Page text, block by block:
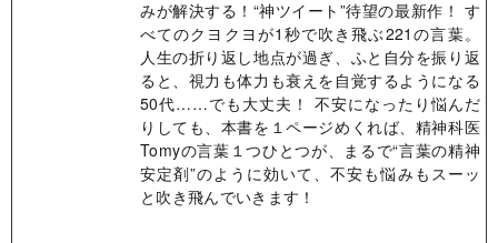
みが解決する！“神ツイート”待望の最新作！ す
べてのクヨクヨが1秒で吹き飛ぶ221の言葉。
人生の折り返し地点が過ぎ、ふと自分を振り返
ると、視力も体力も衰えを自覚するようになる
50代……でも大丈夫！ 不安になったり悩んだ
りしても、本書を１ページめくれば、精神科医
Tomyの言葉１つひとつが、まるで“言葉の精神
安定剤”のように効いて、不安も悩みもスーッ
と吹き飛んでいきます！